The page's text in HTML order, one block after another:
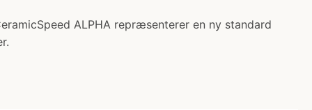
ALPHA repræsenterer en ny standard